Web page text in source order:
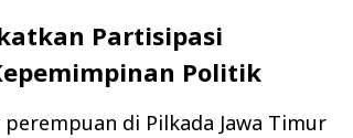
Partisipasi
Politik
di Pilkada Jawa Timur